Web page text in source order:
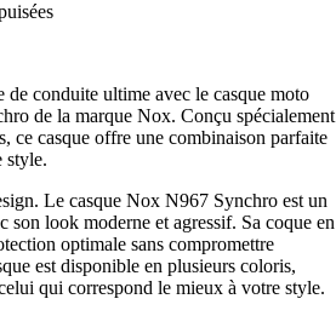
conduite ultime avec le casque moto
de la marque Nox. Conçu spécialement
ce casque offre une combinaison parfaite
style.
Le casque Nox N967 Synchro est un
look moderne et agressif. Sa coque en
optimale sans compromettre
est disponible en plusieurs coloris,
qui correspond le mieux à votre style.